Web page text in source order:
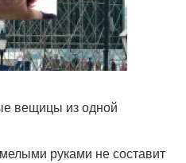
вещицы из одной
руками не составит